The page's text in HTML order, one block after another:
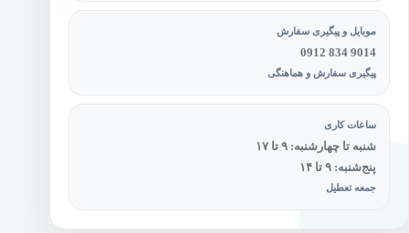
موبایل و پیگیری سفارش
0912 834 9014
پیگیری سفارش و هماهنگی
ساعات کاری
شنبه تا چهارشنبه: ۹ تا ۱۷
پنج‌شنبه: ۹ تا ۱۴
جمعه تعطیل